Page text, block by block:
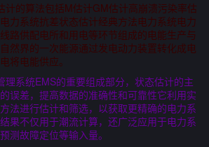
计的算法包括M估计GM估计高崩溃污染率估
力系统抗差状态估计经典方法电力系统电力
路供配电所和用电等环节组成的电能生产与
然界的一次能源通过发电动力装置转化成电
将电能供应。
理系统EMS的重要组成部分，状态估计的主
误差，提高数据的准确性和可靠性它利用实
法进行估计和筛选，以获取更精确的电力系
果不仅用于潮流计算，还广泛应用于电力系
测故障定位等输入量。